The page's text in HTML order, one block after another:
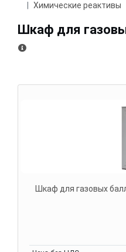
Химические реактивы
Шкаф для
Шкаф для газовых